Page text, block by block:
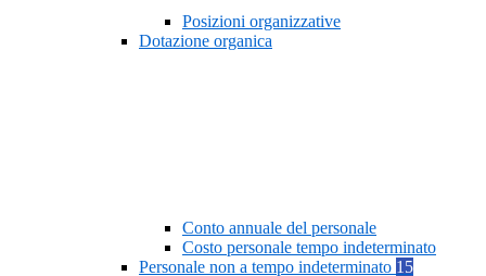
Posizioni organizzative
Dotazione organica
Conto annuale del personale
Costo personale tempo indeterminato
Personale non a tempo indeterminato 15